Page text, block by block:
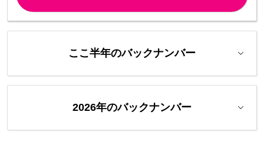
ここ半年のバックナンバー
2026年のバックナンバー